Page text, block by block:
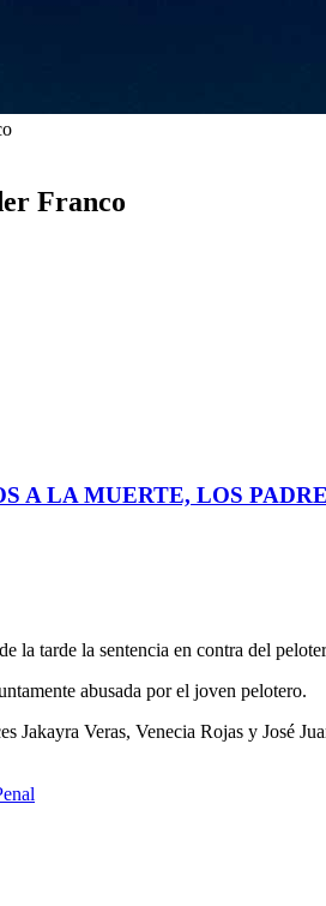
Franco
A LA MUERTE, LOS
tarde la sentencia en contra del
abusada por el joven pelotero.
Veras, Venecia Rojas y José